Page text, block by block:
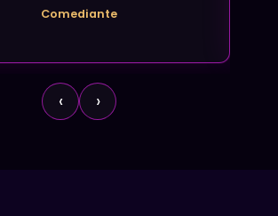
Comediante
‹ ›